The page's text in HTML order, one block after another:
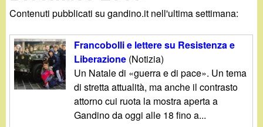
g
a
n
d
i
c
e
r
c
Contenuti pubblicati su gandino.it nell'ultima settimana:
Francobolli e lettere su Resistenza e
Liberazione (Notizia)
Un Natale di «guerra e di pace». Un tema
di stretta attualità, ma anche il contrasto
attorno cui ruota la mostra aperta a
Gandino da oggi alle 18 fino a...